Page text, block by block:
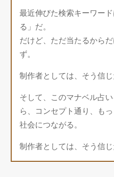
最近伸びた検索キーワー
る」だ。
だけど、ただ当たるから
ず。
制作者としては、そう信じ
そして、このマナベル占
ら、コンセプト通り、も
社会につながる。
制作者としては、そう信